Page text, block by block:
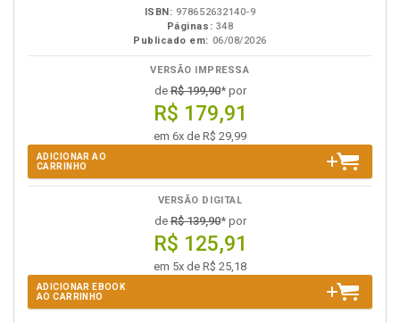
ISBN: 978652632140-9
Páginas: 348
Publicado em: 06/08/2026
VERSÃO IMPRESSA
deR$ 199,90* por
R$ 179,91
em 6x de R$ 29,99
ADICIONAR AO
CARRINHO
VERSÃO DIGITAL
deR$ 139,90* por
R$ 125,91
em 5x de R$ 25,18
ADICIONAR EBOOK
AO CARRINHO